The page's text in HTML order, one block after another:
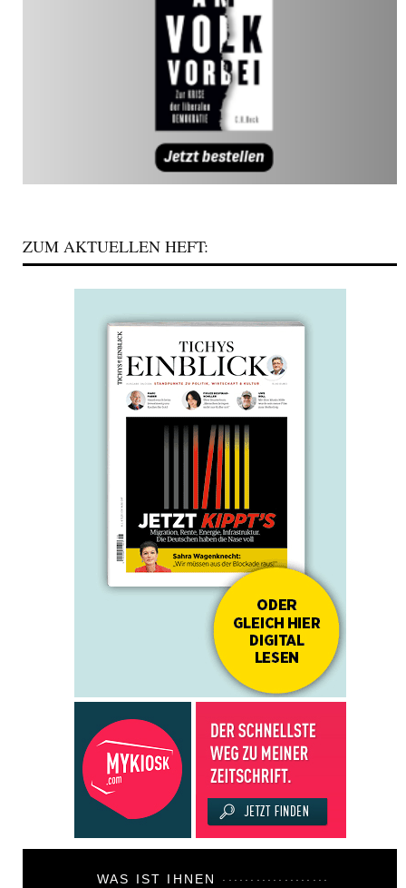
ZUM AKTUELLEN HEFT:
WAS IST IHNEN